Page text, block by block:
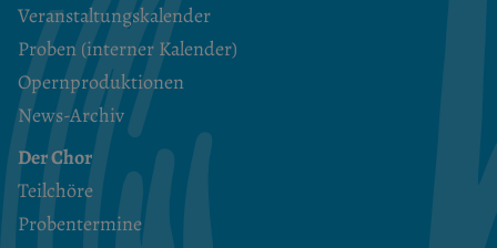
Veranstaltungskalender
Proben (interner Kalender)
Opernproduktionen
News-Archiv
Der Chor
Teilchöre
Probentermine